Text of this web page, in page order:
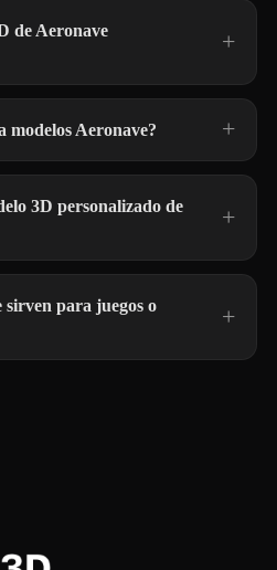
de Aeronave
modelos Aeronave?
3D personalizado de
sirven para juegos o